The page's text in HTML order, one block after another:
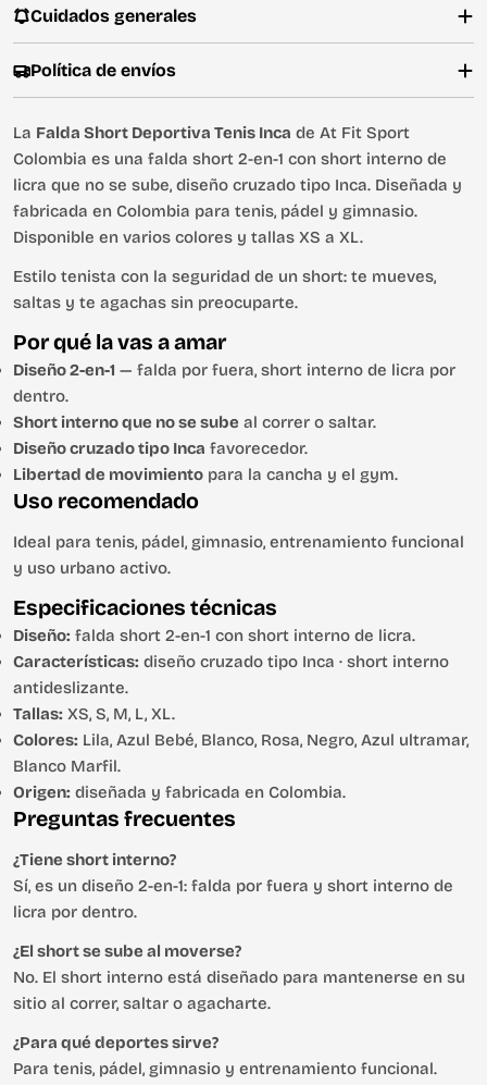
Cuidados generales
Política de envíos
La Falda Short Deportiva Tenis Inca de At Fit Sport
Colombia es una falda short 2-en-1 con short interno de
licra que no se sube, diseño cruzado tipo Inca. Diseñada y
fabricada en Colombia para tenis, pádel y gimnasio.
Disponible en varios colores y tallas XS a XL.
Estilo tenista con la seguridad de un short: te mueves,
saltas y te agachas sin preocuparte.
Por qué la vas a amar
Diseño 2-en-1 — falda por fuera, short interno de licra por
dentro.
Short interno que no se sube al correr o saltar.
Diseño cruzado tipo Inca favorecedor.
Libertad de movimiento para la cancha y el gym.
Uso recomendado
Ideal para tenis, pádel, gimnasio, entrenamiento funcional
y uso urbano activo.
Especificaciones técnicas
Diseño: falda short 2-en-1 con short interno de licra.
Características: diseño cruzado tipo Inca · short interno
antideslizante.
Tallas: XS, S, M, L, XL.
Colores: Lila, Azul Bebé, Blanco, Rosa, Negro, Azul ultramar,
Blanco Marfil.
Origen: diseñada y fabricada en Colombia.
Preguntas frecuentes
¿Tiene short interno?
Sí, es un diseño 2-en-1: falda por fuera y short interno de
licra por dentro.
¿El short se sube al moverse?
No. El short interno está diseñado para mantenerse en su
sitio al correr, saltar o agacharte.
¿Para qué deportes sirve?
Para tenis, pádel, gimnasio y entrenamiento funcional.